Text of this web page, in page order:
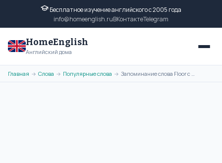
Бесплатное изучение английского с 2005 года
info@homeenglish.ruВКонтактеTelegram
HomeEnglish
Английский дома
Главная → Слова → Популярные слова → Запоминание слова Floor с помощью ассоциативной картинки